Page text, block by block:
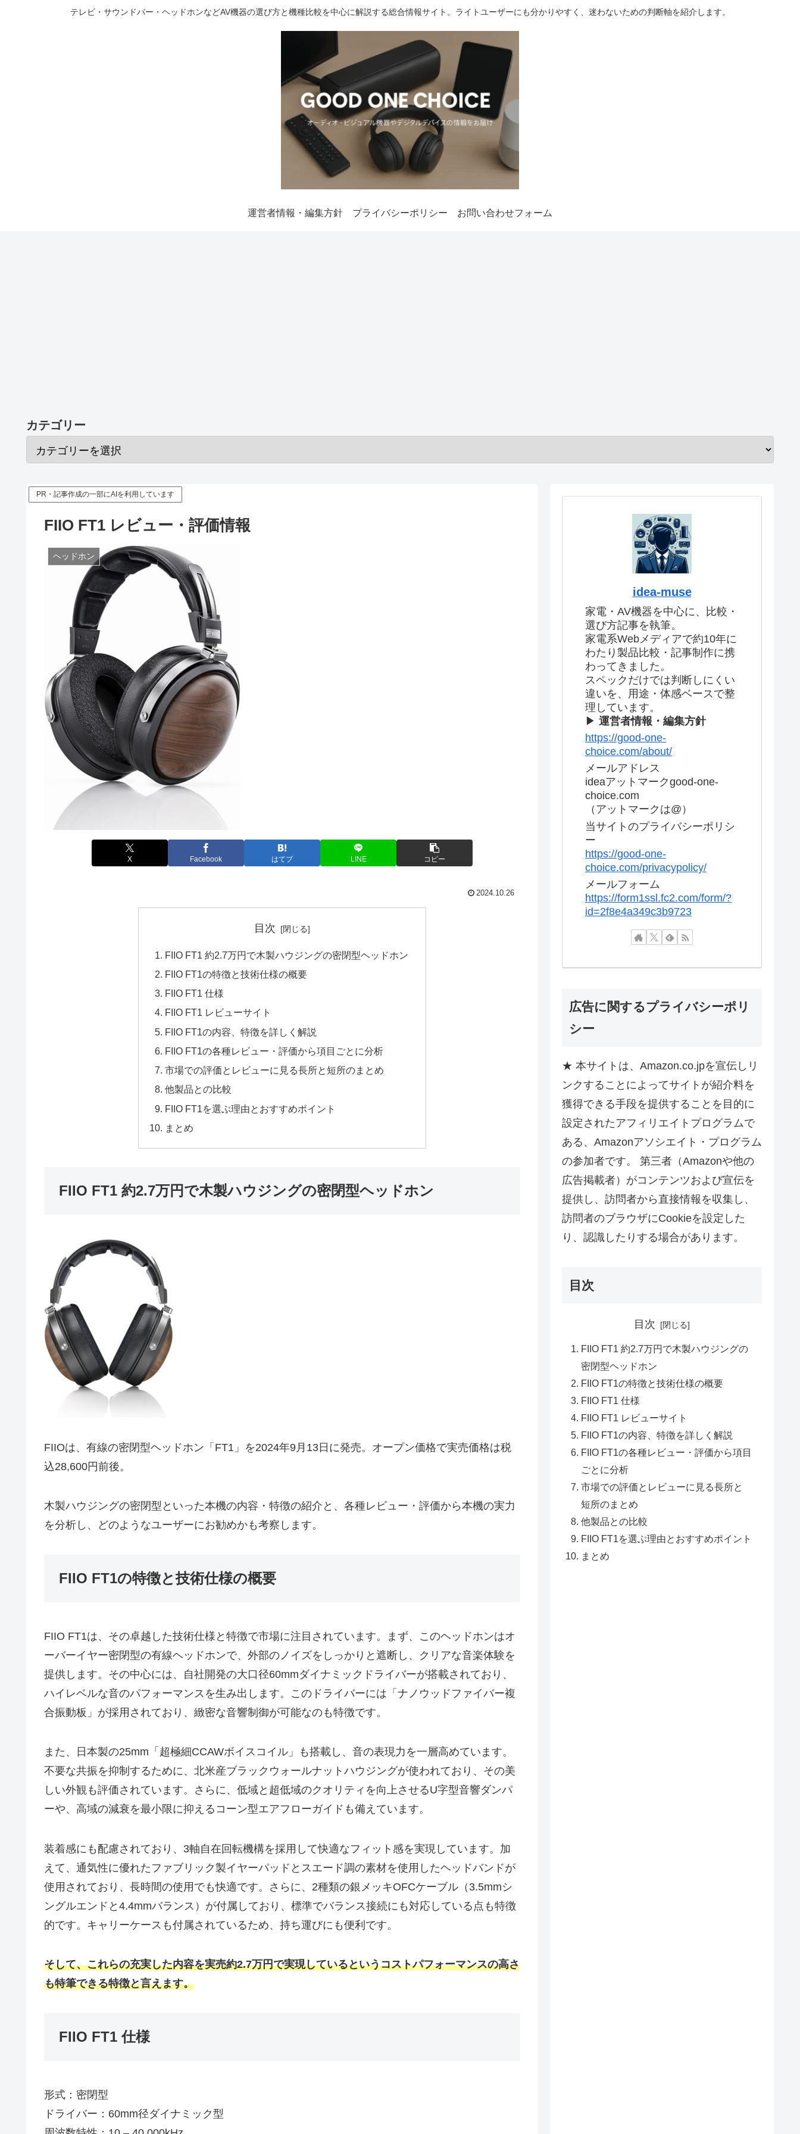
テレビ・サウンドバー・ヘッドホンなどAV機器の選び方と機種比較を中心に解説する総合情報サイト。ライトユーザーにも分かりやすく、迷わないための判断軸を紹介します。
運営者情報・編集方針 プライバシーポリシー お問い合わせフォーム
カテゴリー
PR・記事作成の一部にAIを利用しています
FIIO FT1 レビュー・評価情報
ヘッドホン
X Facebook はてブ LINE コピー
2024.10.26
目次
FIIO FT1 約2.7万円で木製ハウジングの密閉型ヘッドホン
FIIO FT1の特徴と技術仕様の概要
FIIO FT1 仕様
FIIO FT1 レビューサイト
FIIO FT1の内容、特徴を詳しく解説
FIIO FT1の各種レビュー・評価から項目ごとに分析
市場での評価とレビューに見る長所と短所のまとめ
他製品との比較
FIIO FT1を選ぶ理由とおすすめポイント
まとめ
FIIO FT1 約2.7万円で木製ハウジングの密閉型ヘッドホン
FIIOは、有線の密閉型ヘッドホン「FT1」を2024年9月13日に発売。オープン価格で実売価格は税
込28,600円前後。
木製ハウジングの密閉型といった本機の内容・特徴の紹介と、各種レビュー・評価から本機の実力
を分析し、どのようなユーザーにお勧めかも考察します。
FIIO FT1の特徴と技術仕様の概要
FIIO FT1は、その卓越した技術仕様と特徴で市場に注目されています。まず、このヘッドホンはオ
ーバーイヤー密閉型の有線ヘッドホンで、外部のノイズをしっかりと遮断し、クリアな音楽体験を
提供します。その中心には、自社開発の大口径60mmダイナミックドライバーが搭載されており、
ハイレベルな音のパフォーマンスを生み出します。このドライバーには「ナノウッドファイバー複
合振動板」が採用されており、緻密な音響制御が可能なのも特徴です。
また、日本製の25mm「超極細CCAWボイスコイル」も搭載し、音の表現力を一層高めています。
不要な共振を抑制するために、北米産ブラックウォールナットハウジングが使われており、その美
しい外観も評価されています。さらに、低域と超低域のクオリティを向上させるU字型音響ダンパ
ーや、高域の減衰を最小限に抑えるコーン型エアフローガイドも備えています。
装着感にも配慮されており、3軸自在回転機構を採用して快適なフィット感を実現しています。加
えて、通気性に優れたファブリック製イヤーパッドとスエード調の素材を使用したヘッドバンドが
使用されており、長時間の使用でも快適です。さらに、2種類の銀メッキOFCケーブル（3.5mmシ
ングルエンドと4.4mmバランス）が付属しており、標準でバランス接続にも対応している点も特徴
的です。キャリーケースも付属されているため、持ち運びにも便利です。
そして、これらの充実した内容を実売約2.7万円で実現しているというコストパフォーマンスの高さ
も特筆できる特徴と言えます。
FIIO FT1 仕様
形式：密閉型
ドライバー：60mm径ダイナミック型
idea-muse
家電・AV機器を中心に、比較・
選び方記事を執筆。
家電系Webメディアで約10年に
わたり製品比較・記事制作に携
わってきました。
スペックだけでは判断しにくい
違いを、用途・体感ベースで整
理しています。
▶ 運営者情報・編集方針
https://good-one-
choice.com/about/
メールアドレス
ideaアットマークgood-one-
choice.com
（アットマークは@）
当サイトのプライバシーポリシ
ー
https://good-one-
choice.com/privacypolicy/
メールフォーム
https://form1ssl.fc2.com/form/?
id=2f8e4a349c3b9723
広告に関するプライバシーポリ
シー
★ 本サイトは、Amazon.co.jpを宣伝しリ
ンクすることによってサイトが紹介料を
獲得できる手段を提供することを目的に
設定されたアフィリエイトプログラムで
ある、Amazonアソシエイト・プログラム
の参加者です。 第三者（Amazonや他の
広告掲載者）がコンテンツおよび宣伝を
提供し、訪問者から直接情報を収集し、
訪問者のブラウザにCookieを設定した
り、認識したりする場合があります。
目次
目次
FIIO FT1 約2.7万円で木製ハウジングの
密閉型ヘッドホン
FIIO FT1の特徴と技術仕様の概要
FIIO FT1 仕様
FIIO FT1 レビューサイト
FIIO FT1の内容、特徴を詳しく解説
FIIO FT1の各種レビュー・評価から項目
ごとに分析
市場での評価とレビューに見る長所と
短所のまとめ
他製品との比較
FIIO FT1を選ぶ理由とおすすめポイント
まとめ